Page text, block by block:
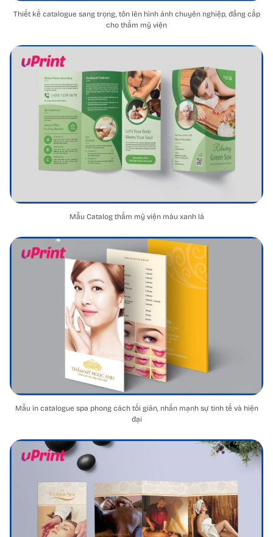
Thiết kế catalogue sang trọng, tôn lên hình ảnh chuyên nghiệp, đẳng cấp
cho thẩm mỹ viện
Mẫu Catalog thẩm mỹ viện màu xanh lá
Mẫu in catalogue spa phong cách tối giản, nhấn mạnh sự tinh tế và hiện
đại